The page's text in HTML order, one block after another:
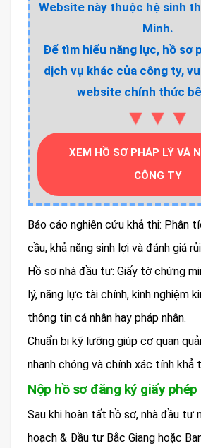
Website này thuộc hệ sinh
Minh.
Để tìm hiểu năng lực, hồ sơ
dịch vụ khác của công ty,
website chính thức
▼▼▼
XEM HỒ SƠ PHÁP LÝ VÀ
CÔNG TY
Báo cáo nghiên cứu khả thi: Phân
cầu, khả năng sinh lợi và đánh giá
Hồ sơ nhà đầu tư: Giấy tờ chứng
lý, năng lực tài chính, kinh nghiệm
thông tin cá nhân hay pháp nhân.
Chuẩn bị kỹ lưỡng giúp cơ quan
nhanh chóng và chính xác tính khả
Nộp hồ sơ đăng ký giấy
Sau khi hoàn tất hồ sơ, nhà đầu tư
hoạch & Đầu tư Bắc Giang hoặc